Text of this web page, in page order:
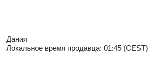
Дания
Локальное время продавца: 01:45 (CEST)